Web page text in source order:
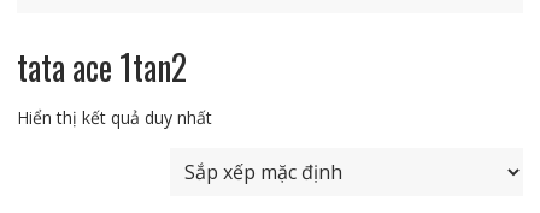
tata ace 1tan2
Hiển thị kết quả duy nhất